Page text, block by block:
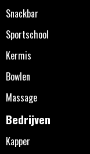
Snackbar
Sportschool
Kermis
Bowlen
Massage
Bedrijven
Kapper